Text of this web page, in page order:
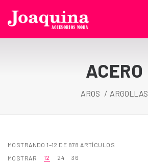
ACERO
AROS ARGOLLAS
MOSTRANDO 1–12 DE 878 ARTÍCULOS
MOSTRAR
12 24 36